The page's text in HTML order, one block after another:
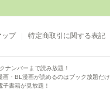
ップ 特定商取引に関する表記
ナンバーまで読み放題！
画・BL漫画が読めるのはブック放題だけ
書籍が見放題！